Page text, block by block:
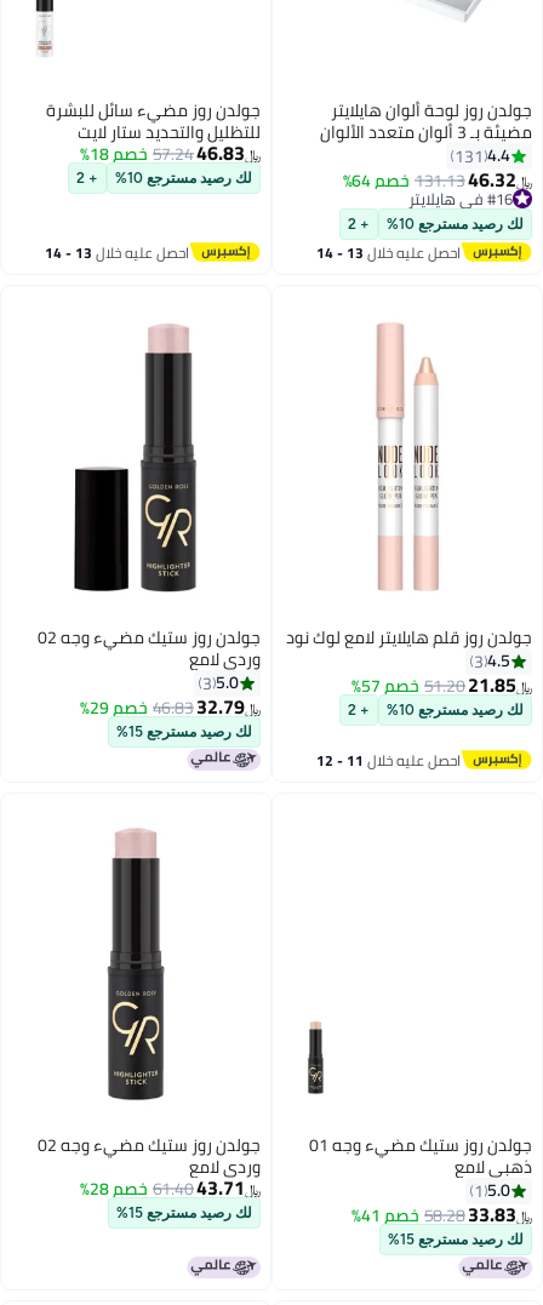
لوحة ألوان هايلايتر
الألوان
131
131.13خصم 64%
مؤخرًا
مسترجع 10% + 2
احصل عليه خلال 13 - 14
جولدن روز مضيء سائل للبشرة
للتظليل والتحديد ستار لايت
46.83
57.24خصم 18%
لك رصيد مسترجع 10% + 2
احصل عليه خلال 13 - 14
قلم هايلايتر لامع لوك نود
3
51.20خصم 57%
مسترجع 10% + 2
احصل عليه خلال 11 - 12
جولدن روز ستيك مضيء وجه 02
وردي لامع
3
32.79
46.83خصم 29%
لك رصيد مسترجع 15%
جولدن روز ستيك مضيء وجه 01
1
58.28خصم 41%
مسترجع 15%
جولدن روز ستيك مضيء وجه 02
وردي لامع
43.71
61.40خصم 28%
لك رصيد مسترجع 15%